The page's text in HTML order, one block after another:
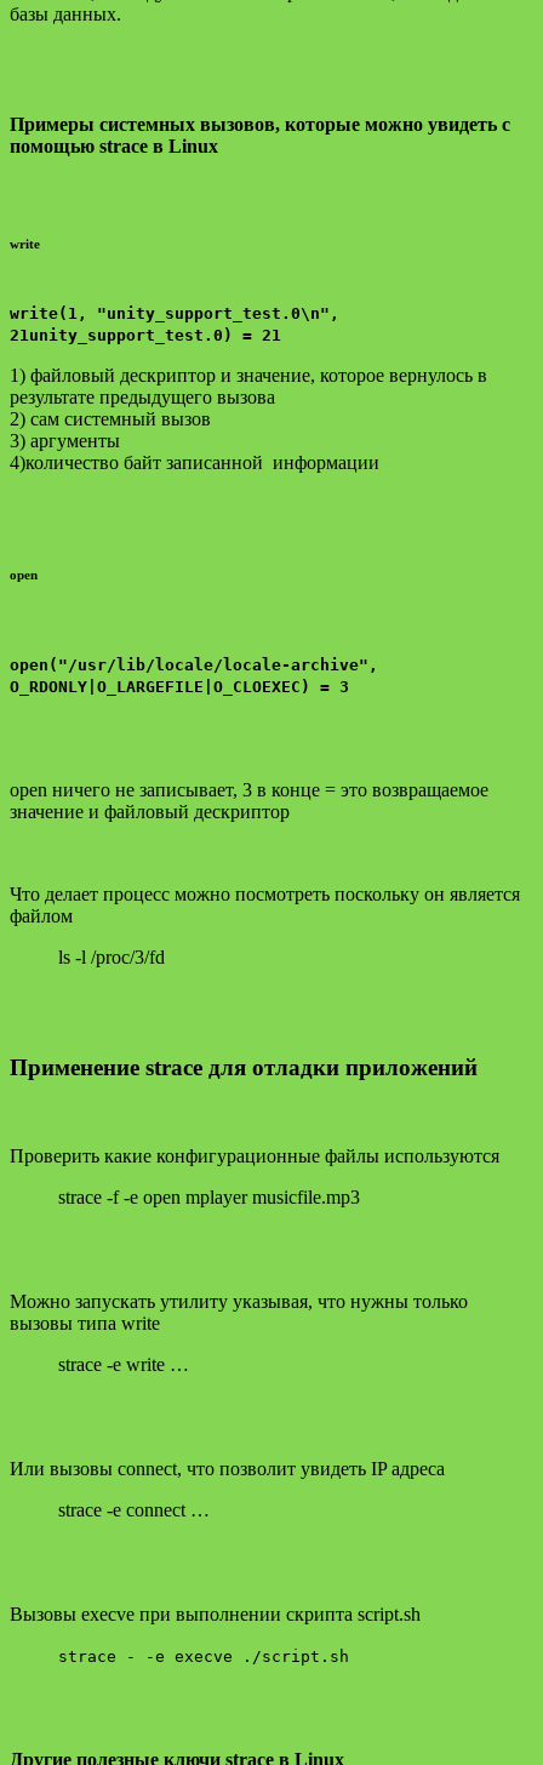
базы данных.
Примеры системных вызовов, которые можно увидеть с
помощью strace в Linux
write
write(1, "unity_support_test.0\n",
21unity_support_test.0) = 21
1) файловый дескриптор и значение, которое вернулось в
результате предыдущего вызова
2) сам системный вызов
3) аргументы
4)количество байт записанной информации
open
open("/usr/lib/locale/locale-archive",
O_RDONLY|O_LARGEFILE|O_CLOEXEC) = 3
open ничего не записывает, 3 в конце = это возвращаемое
значение и файловый дескриптор
Что делает процесс можно посмотреть поскольку он является
файлом
ls -l /proc/3/fd
Применение strace для отладки приложений
Проверить какие конфигурационные файлы используются
strace -f -e open mplayer musicfile.mp3
Можно запускать утилиту указывая, что нужны только
вызовы типа write
strace -e write …
Или вызовы connect, что позволит увидеть IP адреса
strace -e connect …
Вызовы execve при выполнении скрипта script.sh
strace - -e execve ./script.sh
Другие полезные ключи strace в Linux